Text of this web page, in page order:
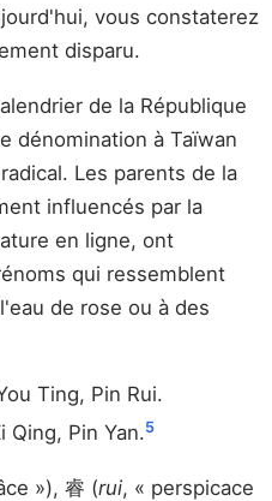
vous constaterez
disparu.
de la République
dénomination à Taïwan
Les parents de la
influencés par la
en ligne, ont
qui ressemblent
de rose ou à des
Ting, Pin Rui.
Qing, Pin Yan.5
»), 睿 (rui, « perspicace